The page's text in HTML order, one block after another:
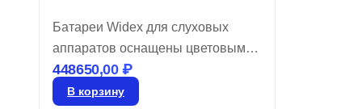
Батареи Widex для слуховых
аппаратов оснащены цветовым
кодом для легкой идентификации
размера и являются воздушно-
448650,00₽
В корзину